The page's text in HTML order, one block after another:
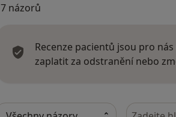
7 názorů
Recenze pacientů jsou pro
zaplatit za odstranění nebo
Hledejte v